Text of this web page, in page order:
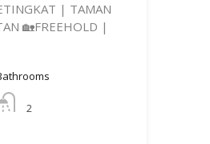
| TAMAN
🏡FREEHOLD |
2